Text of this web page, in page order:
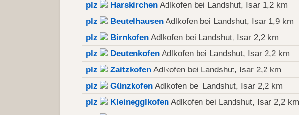
plz
Harskirchen Adlkofen bei Landshut, Isar 1,2 km
plz
Beutelhausen Adlkofen bei Landshut, Isar 1,9 km
plz
Birnkofen Adlkofen bei Landshut, Isar 2,2 km
plz
Deutenkofen Adlkofen bei Landshut, Isar 2,2 km
plz
Zaitzkofen Adlkofen bei Landshut, Isar 2,2 km
plz
Günzkofen Adlkofen bei Landshut, Isar 2,2 km
plz
Kleinegglkofen Adlkofen bei Landshut, Isar 2,2 km